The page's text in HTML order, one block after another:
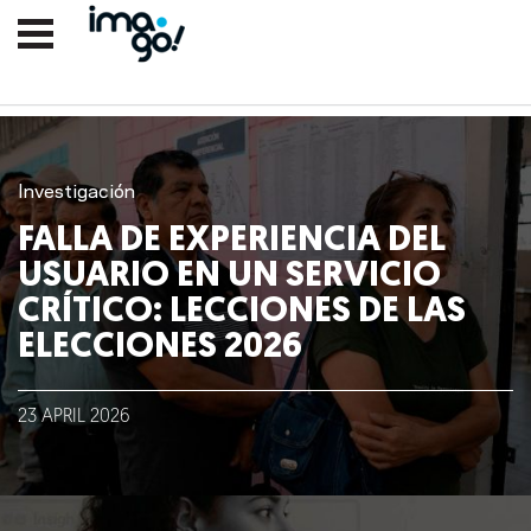
Nosotros
Investigación
FALLA DE EXPERIENCIA DEL
USUARIO EN UN SERVICIO
CRÍTICO: LECCIONES DE LAS
ELECCIONES 2026
23 APRIL 2026